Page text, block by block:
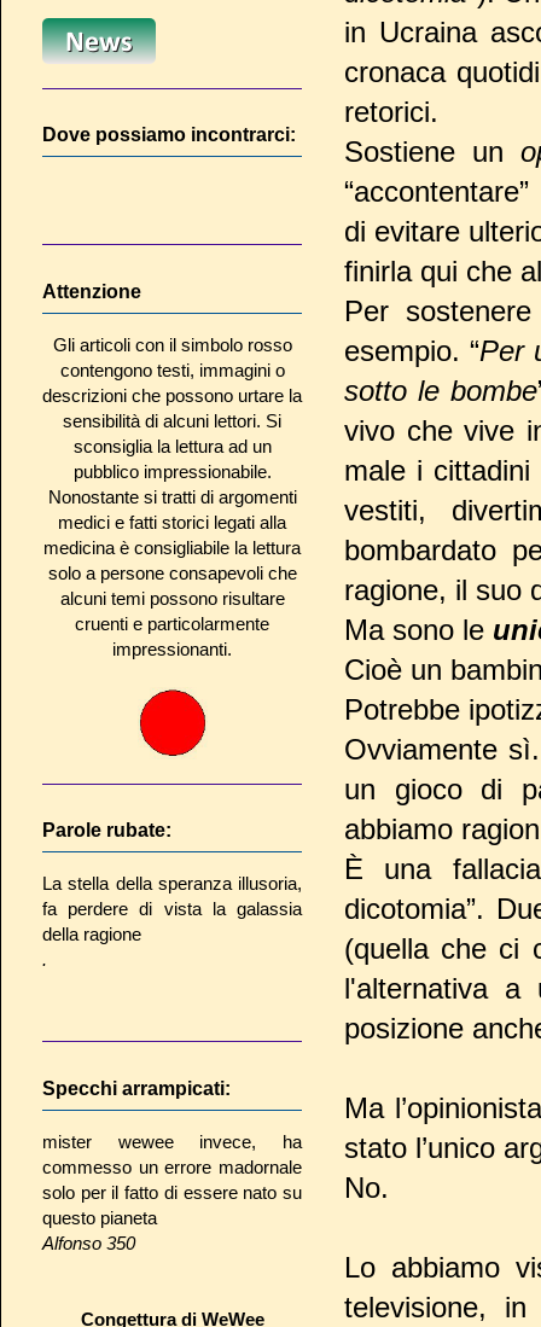
in Ucraina
cronaca
retorici.
Sostiene un
di evitare
finirla qui che
Per
esempio. “Per
sotto le bombe
vivo che vive
male i
vestiti,
bombardato
ragione, il suo
Ma sono le
Cioè un
Potrebbe
Ovviamente
un gioco di
abbiamo
È una
dicotomia”.
(quella che ci
l'alternativa a
posizione
Ma
stato l’unico
No.
Lo abbiamo
televisione,
Dove possiamo incontrarci:
Attenzione
Gli articoli con il simbolo rosso
contengono testi, immagini o
descrizioni che possono urtare la
sensibilità di alcuni lettori. Si
sconsiglia la lettura ad un
pubblico impressionabile.
Nonostante si tratti di argomenti
medici e fatti storici legati alla
medicina è consigliabile la lettura
solo a persone consapevoli che
alcuni temi possono risultare
cruenti e particolarmente
impressionanti.
Parole rubate:
La stella della speranza illusoria,
fa perdere di vista la galassia
della ragione
.
Specchi arrampicati:
mister wewee invece, ha
commesso un errore madornale
solo per il fatto di essere nato su
questo pianeta
Alfonso 350
Congettura di WeWee